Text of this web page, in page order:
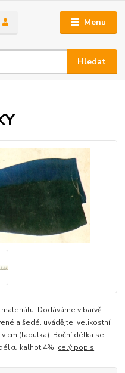
Menu
Hledat
Dodáváme v barvě
a šedé. uvádějte: velikostní
cm (tabulka). Boční délka se
kalhot 4%. celý popis